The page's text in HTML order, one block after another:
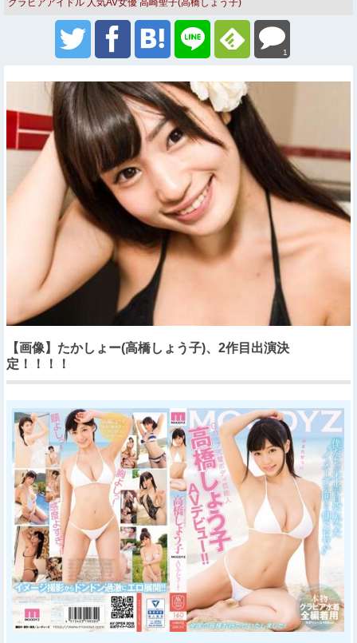
グラビアアイドル 人気AV女優 高崎聖子(高橋しょう子)
1
【画像】たかしょー(高橋しょう子)、2作目出演決
定！！！！